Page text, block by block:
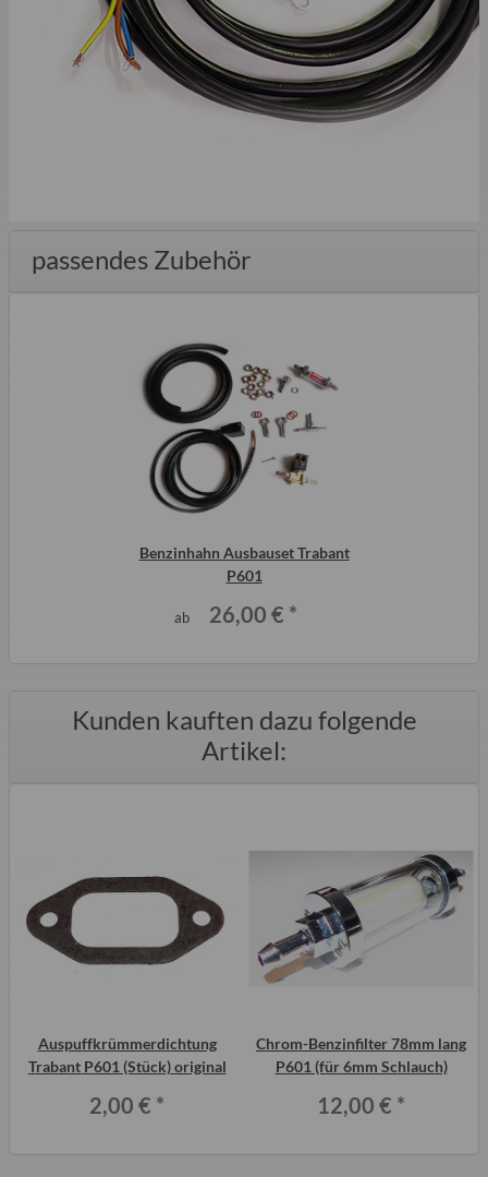
passendes Zubehör
Benzinhahn Ausbauset Trabant
P601
ab 26,00 € *
Kunden kauften dazu folgende
Artikel:
Auspuffkrümmerdichtung
Trabant P601 (Stück) original
2,00 € *
Chrom-Benzinfilter 78mm lang
P601 (für 6mm Schlauch)
12,00 € *